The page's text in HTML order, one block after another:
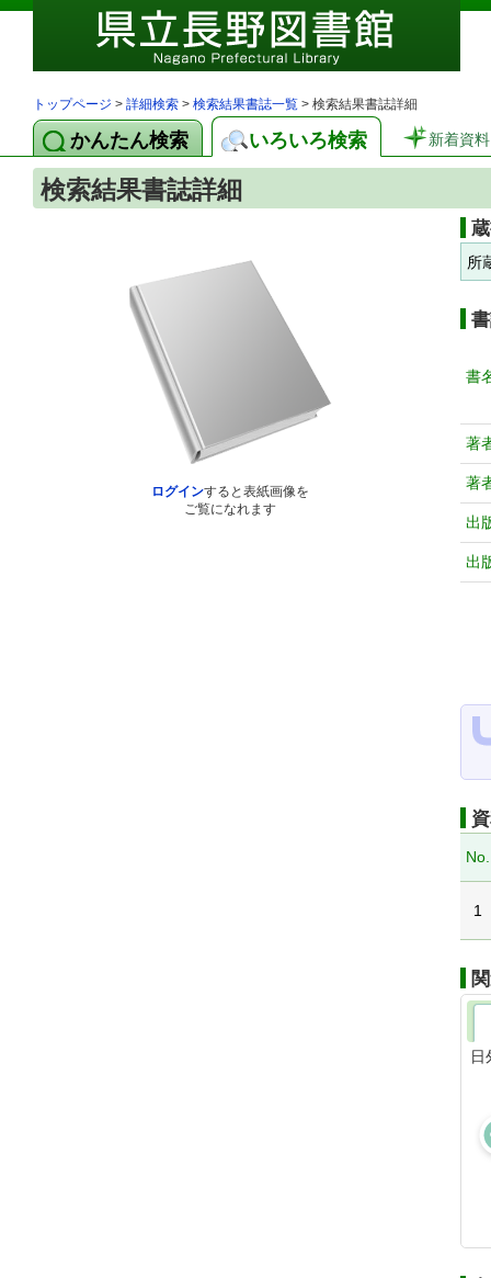
トップページ > 詳細検索 > 検索結果書誌一覧 > 検索結果書誌詳細
かんたん検索 いろいろ検索 新着資料
検索結果書誌詳細
ログインすると表紙画像を
ご覧になれます
所
書
著
著
出
出
No.
1
日